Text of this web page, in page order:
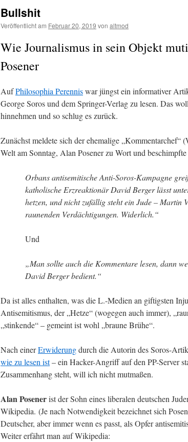
Bullshit
Veröffentlicht am Februar 20, 2019 von altmod
Wie Journalismus in sein Objekt
Posener
AufPhilosophia Perenniswar jüngst ein informativer
George Soros und dem Springer-Verlag zu lesen. Das
hinnehmen und so schlug es zurück.
Zunächst meldete sich der ehemalige „Kommentarchef“
Welt am Sonntag, Alan Posener zu Wort und
Orbans antisemitische Anti-Soros-Kampagne
katholische Erzreaktionär David Berger lässt
hetzen, und nicht zufällig steht ein Jude – Martin
raunenden Verdächtigungen. Widerlich.“
Und
„Man sollte auch die Kommentare lesen, dann
David Berger bedient.“
Da ist alles enthalten, was die L.-Medien an giftigsten
Antisemitismus, der „Hetze“ (wogegen auch immer),
„stinkende“ – gemeint ist wohl „braune Brühe“.
Nach einerErwiderungdurch die Autorin des Soros-
wie zu lesen ist– ein Hacker-Angriff auf den PP-Server
Zusammenhang steht, will ich nicht mutmaßen.
Alan Posenerist der Sohn eines liberalen deutschen
Wikipedia. (Je nach Notwendigkeit bezeichnet sich
Deutscher, aber immer wenn es passt, als Opfer
Weiter erfährt man auf Wikipedia: